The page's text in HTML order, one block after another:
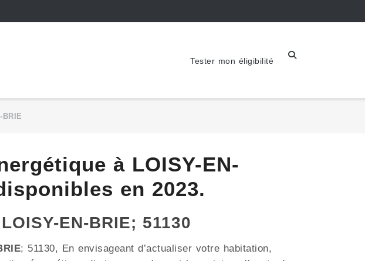
Tester mon éligibilité
BRIE
à LOISY-EN-
en 2023.
EN-BRIE; 51130
; 51130, En envisageant d’actualiser votre habitation,